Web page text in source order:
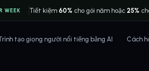
WEEK Tiết kiệm 60% cho gói năm hoặc 25%
tạo giọng người nổi tiếng bằng AI Cách